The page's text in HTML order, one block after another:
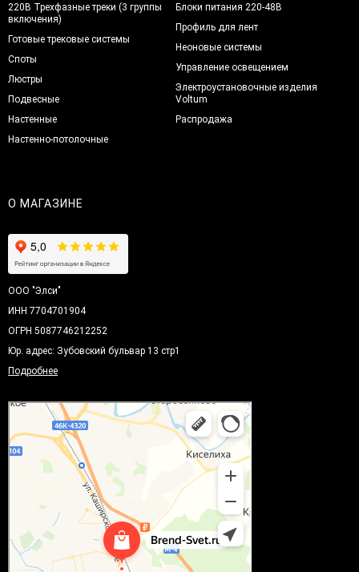
220В Трехфазные треки (3 группы
включения)
Готовые трековые системы
Споты
Люстры
Подвесные
Настенные
Настенно-потолочные
Блоки питания 220-48В
Профиль для лент
Неоновые системы
Управление освещением
Электроустановочные изделия
Voltum
Распродажа
О МАГАЗИНЕ
ООО "Элси"
ИНН 7704701904
ОГРН 5087746212252
Юр. адрес: Зубовский бульвар 13 стр1
Подробнее